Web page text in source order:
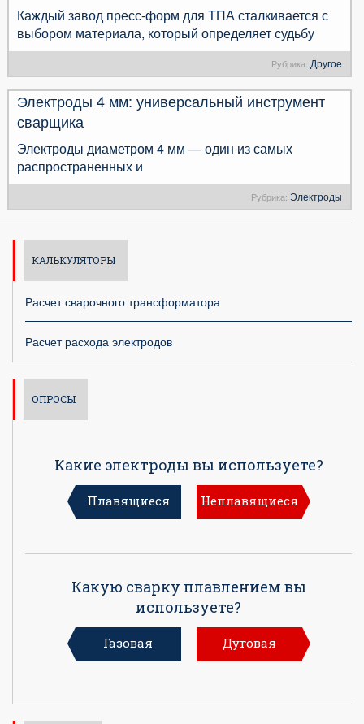
Каждый завод пресс-форм для ТПА сталкивается с
выбором материала, который определяет судьбу
Рубрика: Другое
Электроды 4 мм: универсальный инструмент
сварщика
Электроды диаметром 4 мм — один из самых
распространенных и
Рубрика: Электроды
КАЛЬКУЛЯТОРЫ
Расчет сварочного трансформатора
Расчет расхода электродов
ОПРОСЫ
Какие электроды вы используете?
Плавящиеся Неплавящиеся
Какую сварку плавлением вы
используете?
Газовая Дуговая